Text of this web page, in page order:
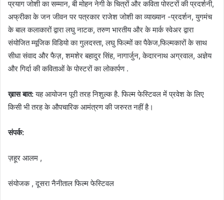
प्रयाग जोशी का सम्मान, बी मोहन नेगी के चित्रों और कविता पोस्टरों की प्रदर्शनी,
अफ्रीका के जन जीवन पर पत्रकार राजेश जोशी का व्याख्यान -प्रदर्शन, युगमंच
के बाल कलाकारों द्वारा लघु नाटक, तरुण भारतीय और के मार्क स्वेअर द्वारा
संयोजित म्यूजिक विडियो का गुलदस्ता, लघु फिल्मों का पैकेज,फिल्मकारों के साथ
सीधा संवाद और फैज़, शमशेर बहादुर सिंह, नागार्जुन, केदारनाथ अग्रवाल, अज्ञेय
और गिर्दा की कविताओं के पोस्टरों का लोकार्पण .
ख़ास बात:यह आयोजन पूरी तरह निशुल्क है. फिल्म फेस्टिवल में प्रवेश के लिए
किसी भी तरह के औपचारिक आमंत्रण की जरुरत नहीं है।
संपर्क:
ज़हूर आलम ,
संयोजक , दूसरा नैनीताल फिल्म फेस्टिवल